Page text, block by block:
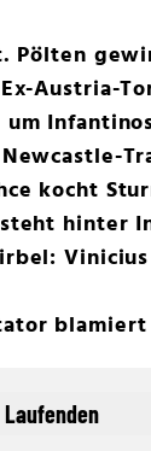
Pölten
Austria-
um
kocht
hinter
Laufenden